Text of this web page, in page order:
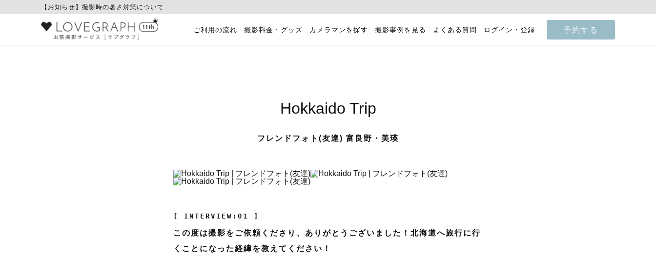
【お知らせ】撮影時の暑さ対策について
ご利用の流れ 撮影料金・グッズ カメラマンを探す 撮影事例を見る よくある質問 ログイン・登録 予約する
Hokkaido Trip
フレンドフォト(友達) 富良野・美瑛
[ INTERVIEW:01 ]
この度は撮影をご依頼くださり、ありがとうございました！北海道へ旅行に行
くことになった経緯を教えてください！